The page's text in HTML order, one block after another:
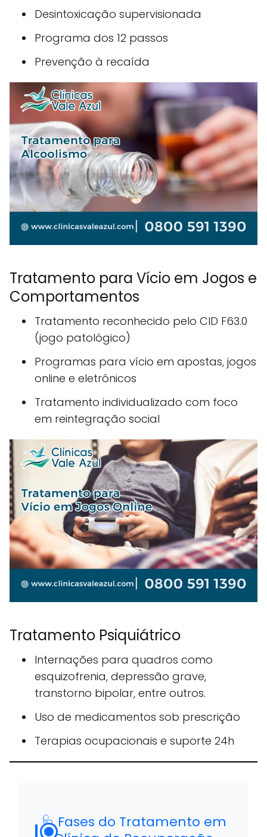
Desintoxicação supervisionada
Programa dos 12 passos
Prevenção à recaída
Tratamento para Vício em Jogos e
Comportamentos
Tratamento reconhecido pelo CID F63.0
(jogo patológico)
Programas para vício em apostas, jogos
online e eletrônicos
Tratamento individualizado com foco
em reintegração social
Tratamento Psiquiátrico
Internações para quadros como
esquizofrenia, depressão grave,
transtorno bipolar, entre outros.
Uso de medicamentos sob prescrição
Terapias ocupacionais e suporte 24h
🩺 Fases do Tratamento em